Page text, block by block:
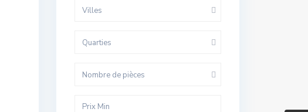
Villes
Quarties
Nombre de pièces